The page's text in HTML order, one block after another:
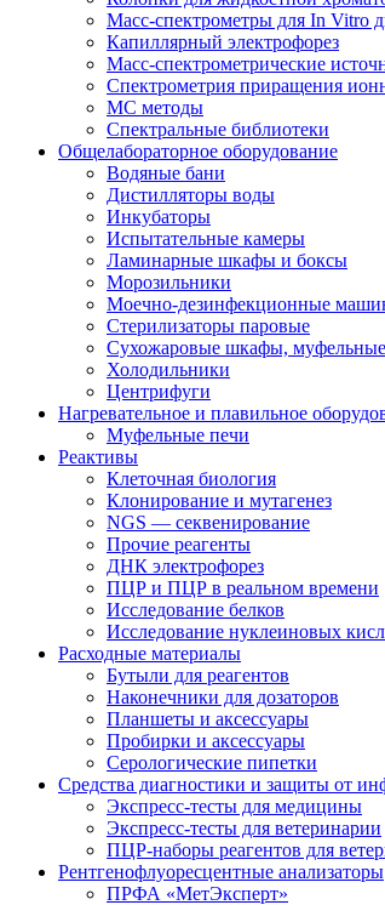
Масс-спектрометры для In Vitro
Капиллярный электрофорез
Масс-спектрометрические
Спектрометрия приращения
МС методы
Спектральные библиотеки
Общелабораторное оборудование
Водяные бани
Дистилляторы воды
Инкубаторы
Испытательные камеры
Ламинарные шкафы и боксы
Морозильники
Моечно-дезинфекционные
Стерилизаторы паровые
Сухожаровые шкафы,
Холодильники
Центрифуги
Нагревательное и плавильное
Муфельные печи
Реактивы
Клеточная биология
Клонирование и мутагенез
NGS — секвенирование
Прочие реагенты
ДНК электрофорез
ПЦР и ПЦР в реальном времени
Исследование белков
Исследование нуклеиновых
Расходные материалы
Бутыли для реагентов
Наконечники для дозаторов
Планшеты и аксессуары
Пробирки и аксессуары
Серологические пипетки
Средства диагностики и защиты от
Экспресс-тесты для медицины
Экспресс-тесты для ветеринарии
ПЦР-наборы реагентов для
Рентгенофлуоресцентные анализаторы
ПРФА «МетЭксперт»